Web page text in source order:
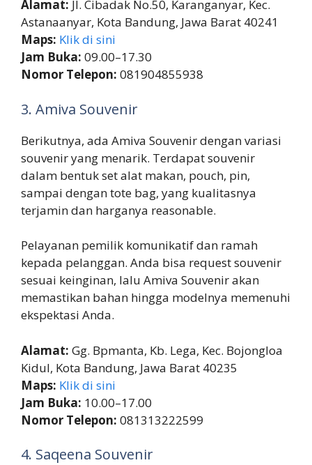
Alamat: Jl. Cibadak No.50, Karanganyar, Kec.
Astanaanyar, Kota Bandung, Jawa Barat 40241
Maps: Klik di sini
Jam Buka: 09.00–17.30
Nomor Telepon: 081904855938
3. Amiva Souvenir
Berikutnya, ada Amiva Souvenir dengan variasi
souvenir yang menarik. Terdapat souvenir
dalam bentuk set alat makan, pouch, pin,
sampai dengan tote bag, yang kualitasnya
terjamin dan harganya reasonable.
Pelayanan pemilik komunikatif dan ramah
kepada pelanggan. Anda bisa request souvenir
sesuai keinginan, lalu Amiva Souvenir akan
memastikan bahan hingga modelnya memenuhi
ekspektasi Anda.
Alamat: Gg. Bpmanta, Kb. Lega, Kec. Bojongloa
Kidul, Kota Bandung, Jawa Barat 40235
Maps: Klik di sini
Jam Buka: 10.00–17.00
Nomor Telepon: 081313222599
4. Saqeena Souvenir